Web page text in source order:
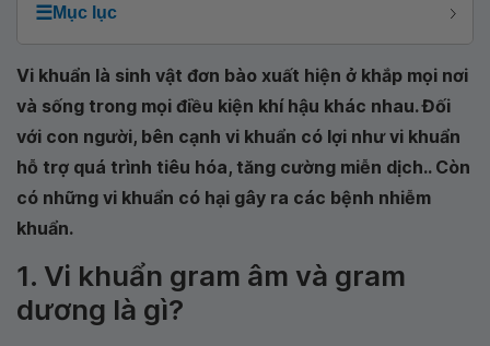
☰Mục lục
Vi khuẩn là sinh vật đơn bào xuất hiện ở khắp mọi nơi
và sống trong mọi điều kiện khí hậu khác nhau. Đối
với con người, bên cạnh vi khuẩn có lợi như vi khuẩn
hỗ trợ quá trình tiêu hóa, tăng cường miễn dịch.. Còn
có những vi khuẩn có hại gây ra các bệnh nhiễm
khuẩn.
1. Vi khuẩn gram âm và gram
dương là gì?